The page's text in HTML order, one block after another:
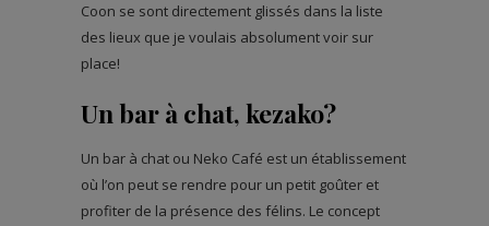
Coon se sont directement glissés dans la liste
des lieux que je voulais absolument voir sur
place!
Un bar à chat, kezako?
Un bar à chat ou Neko Café est un établissement
où l’on peut se rendre pour un petit goûter et
profiter de la présence des félins. Le concept